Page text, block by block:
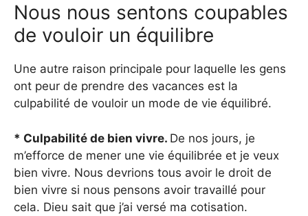
Nous nous sentons coupables
de vouloir un équilibre
Une autre raison principale pour laquelle les gens
ont peur de prendre des vacances est la
culpabilité de vouloir un mode de vie équilibré.
* Culpabilité de bien vivre. De nos jours, je
m’efforce de mener une vie équilibrée et je veux
bien vivre. Nous devrions tous avoir le droit de
bien vivre si nous pensons avoir travaillé pour
cela. Dieu sait que j’ai versé ma cotisation.